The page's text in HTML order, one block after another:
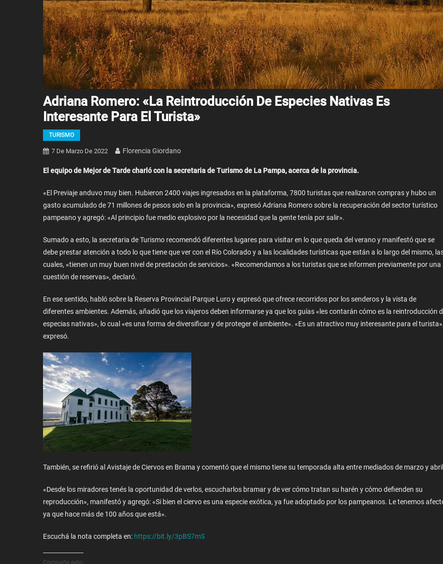
Adriana Romero: «La Reintroducción De Especies Nativas Es
Interesante Para El Turista»
TURISMO
7 De Marzo De 2022 Florencia Giordano
El equipo de Mejor de Tarde charló con la secretaria de Turismo de La Pampa, acerca de la provincia.
«El Previaje anduvo muy bien. Hubieron 2400 viajes ingresados en la plataforma, 7800 turistas que realizaron compras y hubo un
gasto acumulado de 71 millones de pesos solo en la provincia», expresó Adriana Romero sobre la recuperación del sector turístico
pampeano y agregó: «Al principio fue medio explosivo por la necesidad que la gente tenía por salir».
Sumado a esto, la secretaria de Turismo recomendó diferentes lugares para visitar en lo que queda del verano y manifestó que se
debe prestar atención a todo lo que tiene que ver con el Río Colorado y a las localidades turísticas que están a lo largo del mismo,
cuales, «tienen un muy buen nivel de prestación de servicios». «Recomendamos a los turistas que se informen previamente por una
cuestión de reservas», declaró.
En ese sentido, habló sobre la Reserva Provincial Parque Luro y expresó que ofrece recorridos por los senderos y la vista de
diferentes ambientes. Además, añadió que los viajeros deben informarse ya que los guías «les contarán cómo es la reintroducción
especias nativas», lo cual «es una forma de diversificar y de proteger el ambiente». «Es un atractivo muy interesante para el
expresó.
También, se refirió al Avistaje de Ciervos en Brama y comentó que el mismo tiene su temporada alta entre mediados de marzo y
«Desde los miradores tenés la oportunidad de verlos, escucharlos bramar y de ver cómo tratan su harén y cómo defienden su
reproducción», manifestó y agregó: «Si bien el ciervo es una especie exótica, ya fue adoptado por los pampeanos. Le tenemos
ya que hace más de 100 años que está».
Escuchá la nota completa en: https://bit.ly/3pBS7mS
Comparte esto: